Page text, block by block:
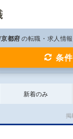
都府 の転職・求人情
条
新着のみ
掲